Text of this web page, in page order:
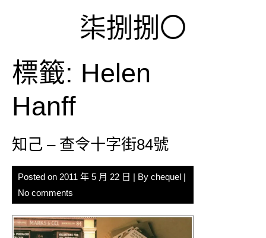
柒捌捌〇
標籤: Helen
Hanff
知己 – 查令十字街84號
Posted on 2011 年 5 月 22 日 | By chequel |
No comments